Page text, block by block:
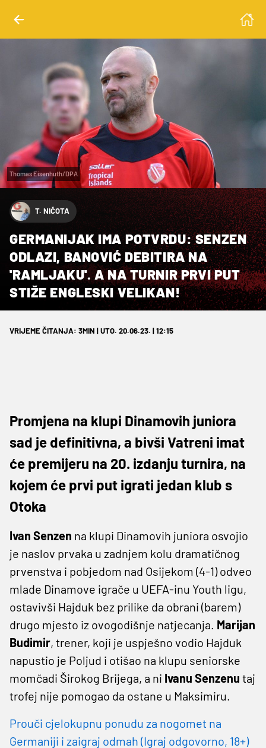
Thomas Eisenhuth/DPA
T. NIČOTA
GERMANIJAK IMA POTVRDU: SENZEN
ODLAZI, BANOVIĆ DEBITIRA NA
'RAMLJAKU'. A NA TURNIR PRVI PUT
STIŽE ENGLESKI VELIKAN!
VRIJEME ČITANJA: 3MIN | UTO. 20.06.23. | 12:15
Promjena na klupi Dinamovih juniora
sad je definitivna, a bivši Vatreni imat
će premijeru na 20. izdanju turnira, na
kojem će prvi put igrati jedan klub s
Otoka
Ivan Senzen na klupi Dinamovih juniora osvojio
je naslov prvaka u zadnjem kolu dramatičnog
prvenstva i pobjedom nad Osijekom (4-1) odveo
mlade Dinamove igrače u UEFA-inu Youth ligu,
ostavivši Hajduk bez prilike da obrani (barem)
drugo mjesto iz ovogodišnje natjecanja. Marijan
Budimir, trener, koji je uspješno vodio Hajduk
napustio je Poljud i otišao na klupu seniorske
momčadi Širokog Brijega, a ni Ivanu Senzenu taj
trofej nije pomogao da ostane u Maksimiru.
Prouči cjelokupnu ponudu za nogomet na
Germaniji i zaigraj odmah (Igraj odgovorno, 18+)